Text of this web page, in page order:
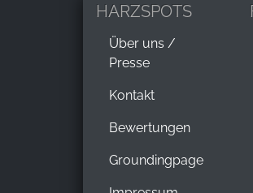
HARZSPOTS
Über uns /
Presse
Kontakt
Bewertungen
Groundingpage
24 Stunden - 2 Jahre
Um Inhalte von Videoplattformen
Plattformen anzeigen zu können,
diesen externen Medien Cookies